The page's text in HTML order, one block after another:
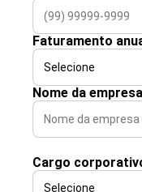
Faturamento
Nome da empresa
Cargo